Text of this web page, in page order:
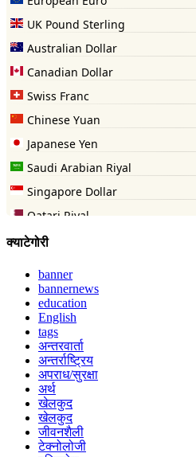
क्याटेगोरी
banner
bannernews
education
English
tags
अन्तरवार्ता
अन्तर्राष्ट्रिय
अपराध/सुरक्षा
अर्थ
खेलकुद
खेलकुद
जीवनशैली
टेक्नोलोजी